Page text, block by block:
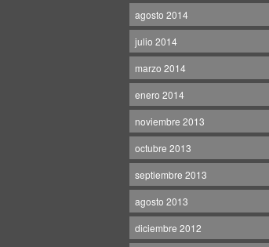
agosto 2014
julio 2014
marzo 2014
enero 2014
noviembre 2013
octubre 2013
septiembre 2013
agosto 2013
diciembre 2012